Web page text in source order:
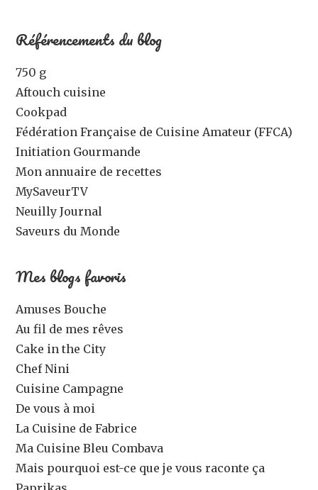
Référencements du blog
750 g
Aftouch cuisine
Cookpad
Fédération Française de Cuisine Amateur (FFCA)
Initiation Gourmande
Mon annuaire de recettes
MySaveurTV
Neuilly Journal
Saveurs du Monde
Mes blogs favoris
Amuses Bouche
Au fil de mes rêves
Cake in the City
Chef Nini
Cuisine Campagne
De vous à moi
La Cuisine de Fabrice
Ma Cuisine Bleu Combava
Mais pourquoi est-ce que je vous raconte ça